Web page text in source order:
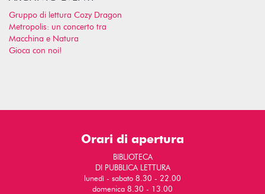
Gruppo di lettura Cozy Dragon
Metropolis: un concerto tra
Macchina e Natura
Gioca con noi!
Orari di apertura
BIBLIOTECA
DI PUBBLICA LETTURA
lunedì - sabato 8.30 - 22.00
domenica 8.30 - 13.00